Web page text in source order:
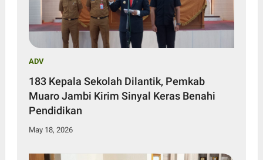
ADV
183 Kepala Sekolah Dilantik, Pemkab
Muaro Jambi Kirim Sinyal Keras Benahi
Pendidikan
May 18, 2026